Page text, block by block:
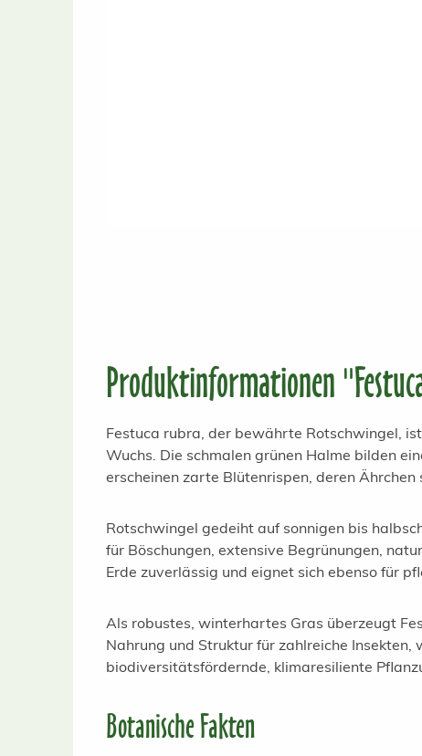
Produktinformationen
Festuca rubra, der bewährte Rotschwingel,
Wuchs. Die schmalen grünen Halme bilden
erscheinen zarte Blütenrispen, deren
Rotschwingel gedeiht auf sonnigen bis
für Böschungen, extensive Begrünungen,
Erde zuverlässig und eignet sich ebenso für
Als robustes, winterhartes Gras überzeugt
Nahrung und Struktur für zahlreiche
biodiversitätsfördernde, klimaresiliente
Botanische Fakten